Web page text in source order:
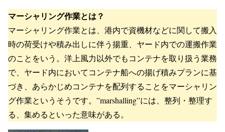
マーシャリング作業とは？
マーシャリング作業とは、港内で資機材などに関して搬入
時の荷受けや積み出しに伴う揚重、ヤード内での運搬作業
のことをいう。洋上風力以外でもコンテナを取り扱う業務
で、ヤード内においてコンテナ船への揚げ積みプランに基
づき、あらかじめコンテナを配列することをマーシャリン
グ作業というそうです。”marshalling”には、整列・整理す
る、集めるといった意味がある。